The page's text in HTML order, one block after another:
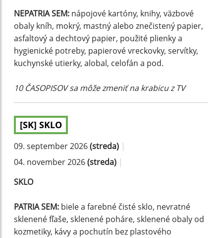
NEPATRIA SEM: nápojové kartóny, knihy, väzbové
obaly kníh, mokrý, mastný alebo znečistený papier,
asfaltový a dechtový papier, použité plienky a
hygienické potreby, papierové vreckovky, servítky,
kuchynské utierky, alobal, celofán a pod.
10 ČASOPISOV sa môže zmeniť na krabicu z TV
[SK] SKLO
09. september 2026(streda) |
04. november 2026(streda) |
SKLO
PATRIA SEM: biele a farebné čisté sklo, nevratné
sklenené fľaše, sklenené poháre, sklenené obaly od
kozmetiky, kávy a pochutín bez plastového